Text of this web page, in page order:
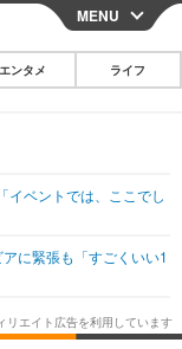
CLOSE
その他
韓国・芸能
グルメ
MENU
エンタメ ライフ
イベントでは、ここでし
に緊張も「すごくいい1